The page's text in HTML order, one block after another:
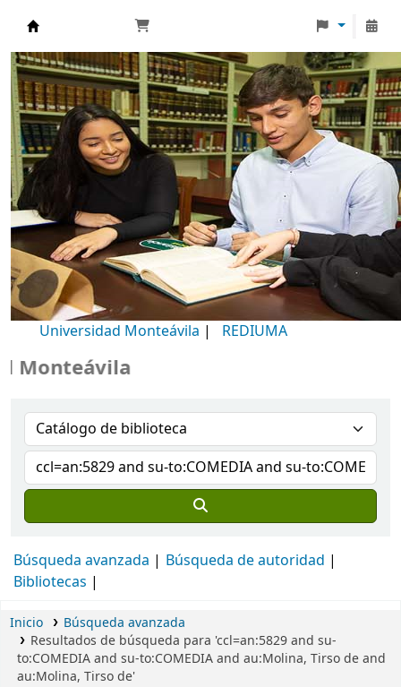
Biblioteca Universidad Monteávila
Universidad Monteávila | REDIUMA
Búsqueda avanzada
Búsqueda de autoridad
Bibliotecas
Inicio
Búsqueda avanzada
Resultados de búsqueda para 'ccl=an:5829 and su-
to:COMEDIA and su-to:COMEDIA and au:Molina, Tirso de and
au:Molina, Tirso de'